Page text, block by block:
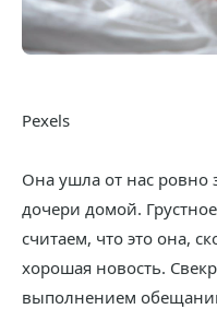
Pexels
Она ушла от нас ровно
дочери домой.
считаем, что это она,
хорошая новость.
выполнением